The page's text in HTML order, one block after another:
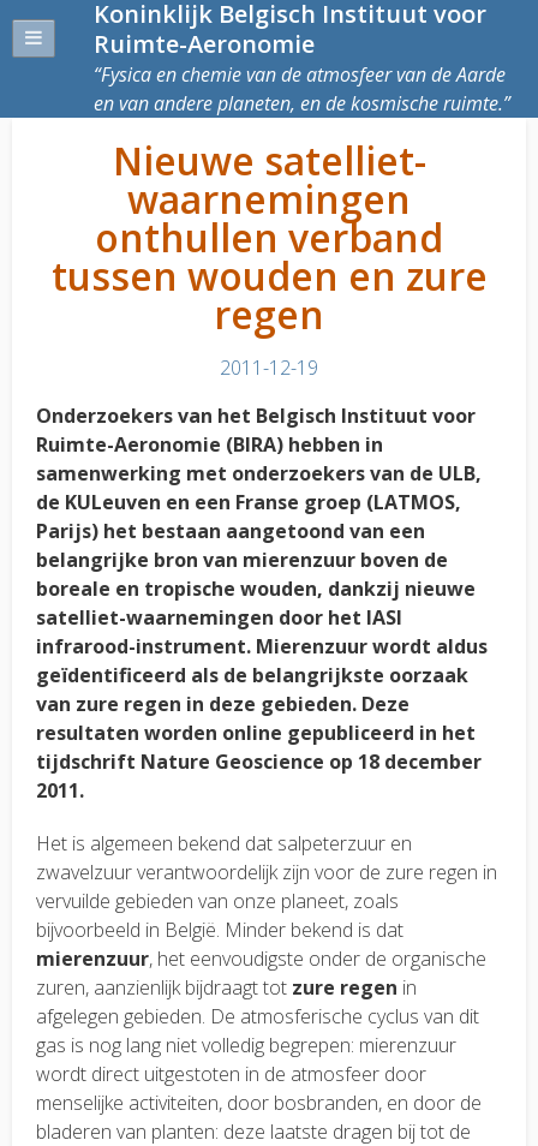
Koninklijk Belgisch Instituut voor
Ruimte-Aeronomie
Fysica en chemie van de atmosfeer van de Aarde
en van andere planeten, en de kosmische ruimte.
Nieuwe satelliet-
waarnemingen
onthullen verband
tussen wouden en zure
regen
2011-12-19
Onderzoekers van het Belgisch Instituut voor
Ruimte-Aeronomie (BIRA) hebben in
samenwerking met onderzoekers van de ULB,
de KULeuven en een Franse groep (LATMOS,
Parijs) het bestaan aangetoond van een
belangrijke bron van mierenzuur boven de
boreale en tropische wouden, dankzij nieuwe
satelliet-waarnemingen door het IASI
infrarood-instrument. Mierenzuur wordt aldus
geïdentificeerd als de belangrijkste oorzaak
van zure regen in deze gebieden. Deze
resultaten worden online gepubliceerd in het
tijdschrift Nature Geoscience op 18 december
2011.
Het is algemeen bekend dat salpeterzuur en
zwavelzuur verantwoordelijk zijn voor de zure regen in
vervuilde gebieden van onze planeet, zoals
bijvoorbeeld in België. Minder bekend is dat
mierenzuur, het eenvoudigste onder de organische
zuren, aanzienlijk bijdraagt tot zure regen in
afgelegen gebieden. De atmosferische cyclus van dit
gas is nog lang niet volledig begrepen: mierenzuur
wordt direct uitgestoten in de atmosfeer door
menselijke activiteiten, door bosbranden, en door de
bladeren van planten: deze laatste dragen bij tot de